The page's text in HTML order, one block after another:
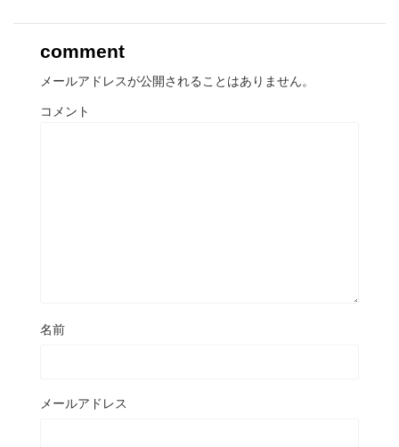
comment
メールアドレスが公開されることはありません。
コメント
名前
メールアドレス